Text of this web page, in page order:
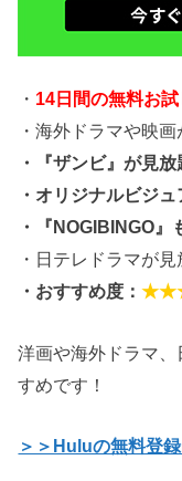
・ 14日間の無料お試
・海外ドラマや映画
・『ザンビ』が見放
・オリジナルビジ
・『NOGIBINGO』
・日テレドラマが
・おすすめ度：
洋画や海外ドラマ
すめです！
＞＞Huluの無料登